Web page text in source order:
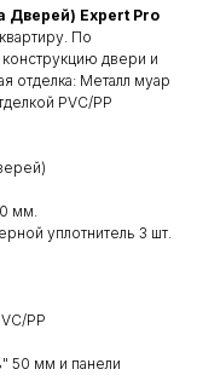
Дверей) Expert Pro
По
двери и
отделка: Металл муар
PVC/PP
мм.
уплотнитель 3 шт.
PP
50 мм и панели